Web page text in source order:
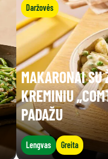
Daržovės
MAKARONAI
KREMINIU
PADAŽU
Lengvas Greita